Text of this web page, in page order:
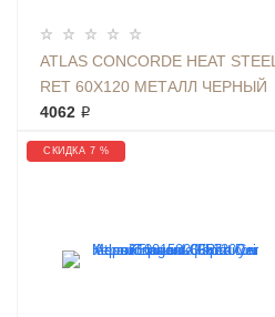
ATLAS CONCORDE HEAT STEEL
RET 60Х120 МЕТАЛЛ ЧЕРНЫЙ
4062 ₽
СКИДКА 7 %